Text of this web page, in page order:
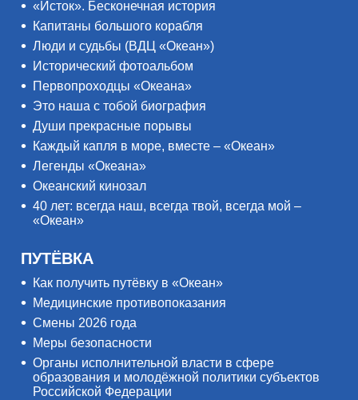
«Исток». Бесконечная история
Капитаны большого корабля
Люди и судьбы (ВДЦ «Океан»)
Исторический фотоальбом
Первопроходцы «Океана»
Это наша с тобой биография
Души прекрасные порывы
Каждый капля в море, вместе – «Океан»
Легенды «Океана»
Океанский кинозал
40 лет: всегда наш, всегда твой, всегда мой –
«Океан»
ПУТЁВКА
Как получить путёвку в «Океан»
Медицинские противопоказания
Смены 2026 года
Меры безопасности
Органы исполнительной власти в сфере
образования и молодёжной политики субъектов
Российской Федерации